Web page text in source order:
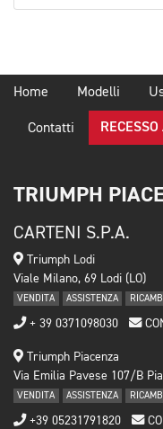
Home Modelli
Contatti
TRIUMPH
CARTENI S.P.A.
Triumph Lodi
Viale Milano, 69 Lodi (LO)
VENDITA ASSISTENZA RICAMBI
+ 39 0371098030
Triumph Piacenza
Via Emilia Pavese 107/B
VENDITA ASSISTENZA RICAMBI
+39 05231791820